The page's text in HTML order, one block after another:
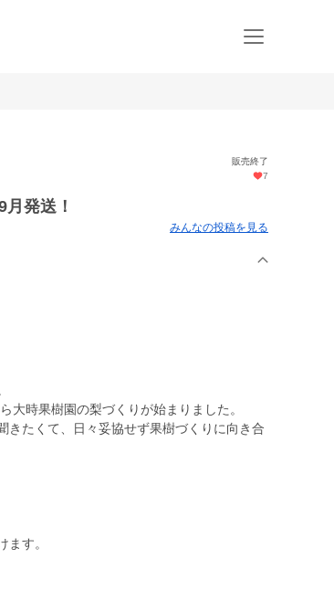
販売終了
7
発送！
みんなの投稿を見る
大時果樹園の梨づくりが始まりました。
きたくて、日々妥協せず果樹づくりに向き合
す。